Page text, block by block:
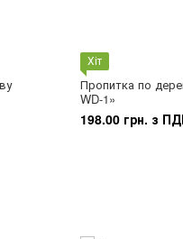
Хіт
Пропитка по
WD-1»
198.00 грн. з